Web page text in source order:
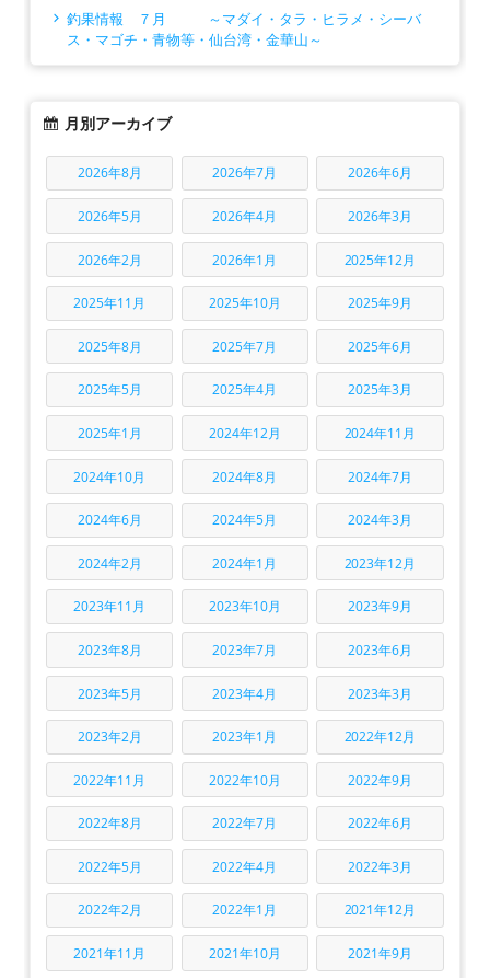
釣果情報 ７月 ～マダイ・タラ・ヒラメ・シーバ
ス・マゴチ・青物等・仙台湾・金華山～
月別アーカイブ
2026年8月 2026年7月 2026年6月
2026年5月 2026年4月 2026年3月
2026年2月 2026年1月 2025年12月
2025年11月 2025年10月 2025年9月
2025年8月 2025年7月 2025年6月
2025年5月 2025年4月 2025年3月
2025年1月 2024年12月 2024年11月
2024年10月 2024年8月 2024年7月
2024年6月 2024年5月 2024年3月
2024年2月 2024年1月 2023年12月
2023年11月 2023年10月 2023年9月
2023年8月 2023年7月 2023年6月
2023年5月 2023年4月 2023年3月
2023年2月 2023年1月 2022年12月
2022年11月 2022年10月 2022年9月
2022年8月 2022年7月 2022年6月
2022年5月 2022年4月 2022年3月
2022年2月 2022年1月 2021年12月
2021年11月 2021年10月 2021年9月